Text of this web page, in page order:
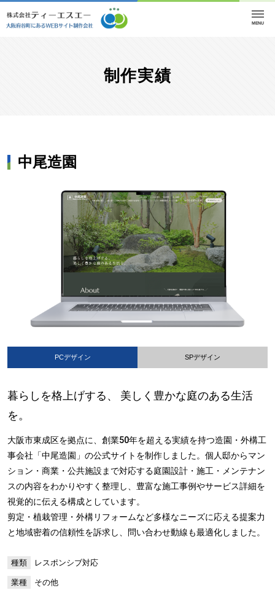
MENU
制作実績
中尾造園
PCデザイン SPデザイン
暮らしを格上げする、 美しく豊かな庭のある生活
を。
大阪市東成区を拠点に、創業50年を超える実績を持つ造園・外構工
事会社「中尾造園」の公式サイトを制作しました。個人邸からマン
ション・商業・公共施設まで対応する庭園設計・施工・メンテナン
スの内容をわかりやすく整理し、豊富な施工事例やサービス詳細を
視覚的に伝える構成としています。
剪定・植栽管理・外構リフォームなど多様なニーズに応える提案力
と地域密着の信頼性を訴求し、問い合わせ動線も最適化しました。
種類 レスポンシブ対応
業種 その他